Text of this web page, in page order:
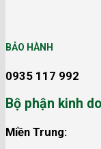
BẢO HÀNH
0935 117 992
Bộ phận kinh
Miền Trung: